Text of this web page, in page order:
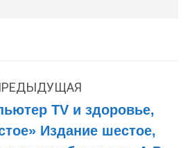
Предыдущая
TV и здоровье,
Издание шестое,